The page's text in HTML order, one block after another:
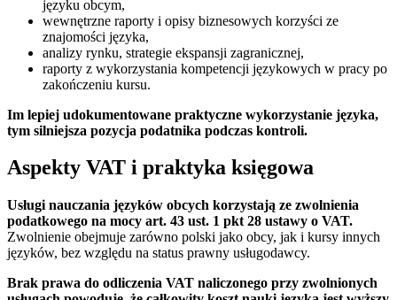
języku obcym,
wewnętrzne raporty i opisy biznesowych korzyści ze
znajomości języka,
analizy rynku, strategie ekspansji zagranicznej,
raporty z wykorzystania kompetencji językowych w pracy po
zakończeniu kursu.
Im lepiej udokumentowane praktyczne wykorzystanie języka,
tym silniejsza pozycja podatnika podczas kontroli.
Aspekty VAT i praktyka księgowa
Usługi nauczania języków obcych korzystają ze zwolnienia
podatkowego na mocy art. 43 ust. 1 pkt 28 ustawy o VAT.
Zwolnienie obejmuje zarówno polski jako obcy, jak i kursy innych
języków, bez względu na status prawny usługodawcy.
Brak prawa do odliczenia VAT naliczonego przy zwolnionych